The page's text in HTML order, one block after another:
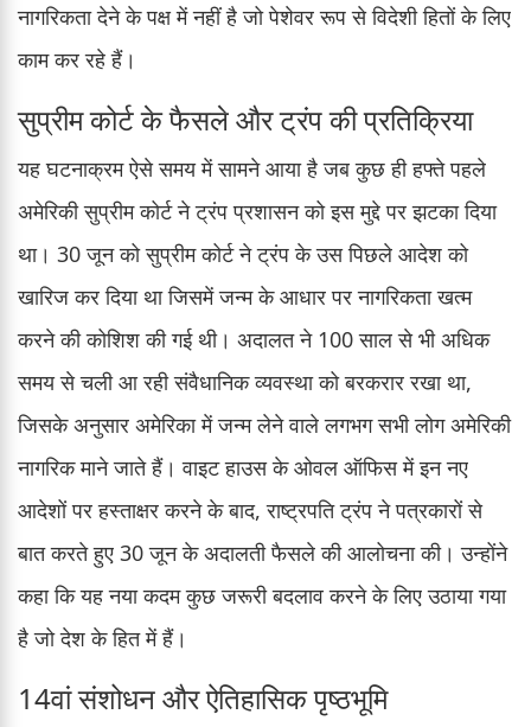
नागरिकता देने के पक्ष में नहीं है जो पेशेवर रूप से विदेशी हितों के लिए
काम कर रहे हैं।
सुप्रीम कोर्ट के फैसले और ट्रंप की प्रतिक्रिया
यह घटनाक्रम ऐसे समय में सामने आया है जब कुछ ही हफ्ते पहले
अमेरिकी सुप्रीम कोर्ट ने ट्रंप प्रशासन को इस मुद्दे पर झटका दिया
था। 30 जून को सुप्रीम कोर्ट ने ट्रंप के उस पिछले आदेश को
खारिज कर दिया था जिसमें जन्म के आधार पर नागरिकता खत्म
करने की कोशिश की गई थी। अदालत ने 100 साल से भी अधिक
समय से चली आ रही संवैधानिक व्यवस्था को बरकरार रखा था,
जिसके अनुसार अमेरिका में जन्म लेने वाले लगभग सभी लोग अमेरिकी
नागरिक माने जाते हैं। वाइट हाउस के ओवल ऑफिस में इन नए
आदेशों पर हस्ताक्षर करने के बाद, राष्ट्रपति ट्रंप ने पत्रकारों से
बात करते हुए 30 जून के अदालती फैसले की आलोचना की। उन्होंने
कहा कि यह नया कदम कुछ जरूरी बदलाव करने के लिए उठाया गया
है जो देश के हित में हैं।
14वां संशोधन और ऐतिहासिक पृष्ठभूमि